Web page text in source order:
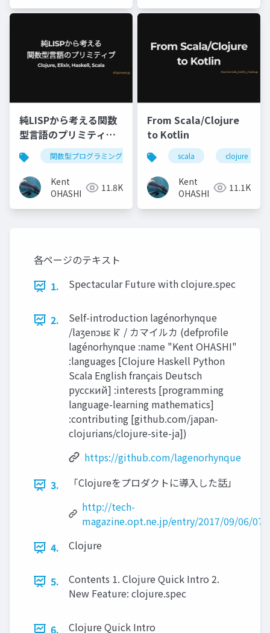
純LISPから考える関数
型言語のプリミティブ:
Clojure, Elixir,
Haskell, Scala
関数型プログラミング lisp clojure
Kent
OHASHI
11.8K
From Scala/Clojure
to Kotlin
scala clojure
Kent
OHASHI
11.1K
各ページのテキスト
1.
Spectacular Future with clojure.spec
2.
Self-introduction lagénorhynque
/laʒenɔʁɛ k ̃ / カマイルカ (defprofile
lagénorhynque :name "Kent OHASHI"
:languages [Clojure Haskell Python
Scala English français Deutsch
русский] :interests [programming
language-learning mathematics]
:contributing [github.com/japan-
clojurians/clojure-site-ja])
https://github.com/lagenorhynque
3.
「Clojureをプロダクトに導⼊した話」
http://tech-
magazine.opt.ne.jp/entry/2017/09/06/
4.
Clojure
5.
Contents 1. Clojure Quick Intro 2.
New Feature: clojure.spec
6. Clojure Quick Intro